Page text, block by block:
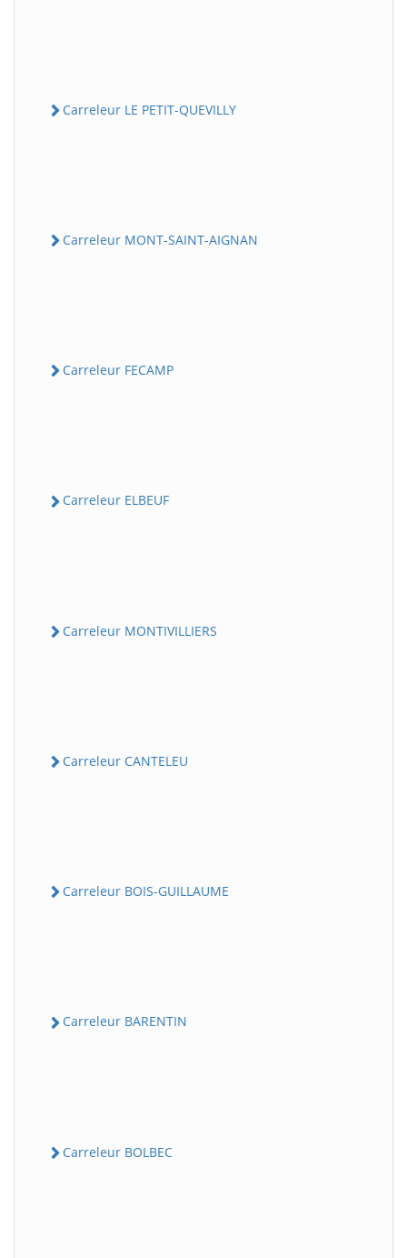
Carreleur LE PETIT-QUEVILLY
Carreleur MONT-SAINT-AIGNAN
Carreleur FECAMP
Carreleur ELBEUF
Carreleur MONTIVILLIERS
Carreleur CANTELEU
Carreleur BOIS-GUILLAUME
Carreleur BARENTIN
Carreleur BOLBEC